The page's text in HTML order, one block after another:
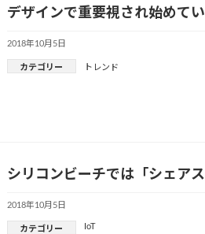
デザインで重要視され始めて
2018年10月5日
カテゴリー トレンド
シリコンビーチでは「シェア
2018年10月5日
カテゴリー IoT